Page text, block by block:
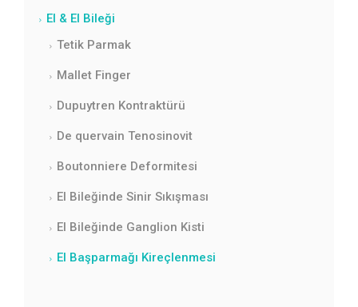
El & El Bileği
Tetik Parmak
Mallet Finger
Dupuytren Kontraktürü
De quervain Tenosinovit
Boutonniere Deformitesi
El Bileğinde Sinir Sıkışması
El Bileğinde Ganglion Kisti
El Başparmağı Kireçlenmesi